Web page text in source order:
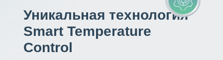
Уникальная технология
Smart Temperature
Control